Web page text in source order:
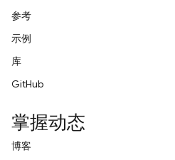
参考
示例
库
GitHub
掌握动态
博客